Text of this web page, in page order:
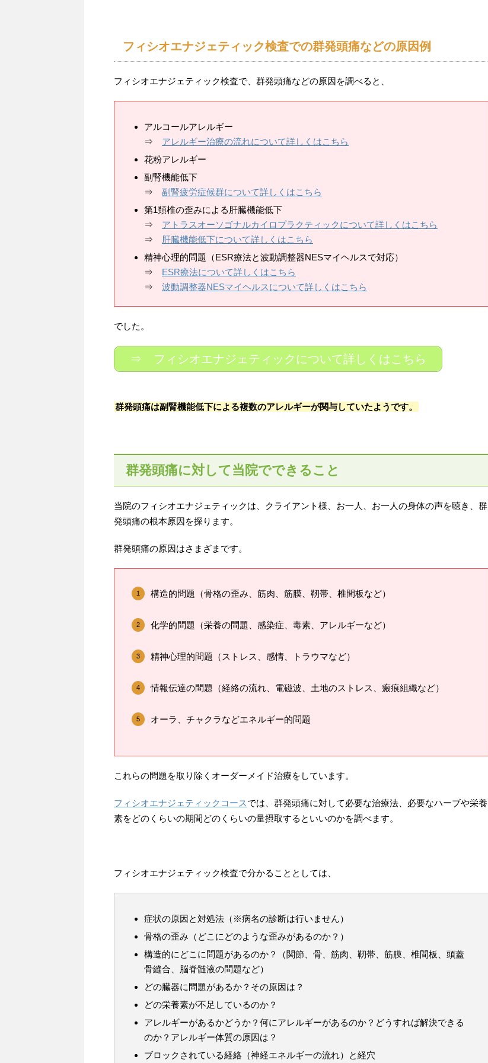
フィシオエナジェティック検査での群発頭痛などの原因例
フィシオエナジェティック検査で、群発頭痛などの原因を調べると、
アルコールアレルギー
⇒ アレルギー治療の流れについて詳しくはこちら
花粉アレルギー
副腎機能低下
⇒ 副腎疲労症候群について詳しくはこちら
第1頚椎の歪みによる肝臓機能低下
⇒ アトラスオーソゴナルカイロプラクティックについて詳しくはこちら
⇒
肝臓機能低下について詳しくはこちら
精神心理的問題（ESR療法と波動調整器NESマイヘルスで対応）
⇒ ESR療法について詳しくはこちら
⇒ 波動調整器NESマイヘルスについて詳しくはこちら
でした。
⇒ フィシオエナジェティックについて詳しくはこちら
群発頭痛は副腎機能低下による複数のアレルギーが関与していたようです。
群発頭痛に対して当院でできること
当院のフィシオエナジェティックは、クライアント様、お一人、お一人の身体の声を聴き、群
発頭痛の根本原因を探ります。
群発頭痛の原因はさまざまです。
構造的問題（骨格の歪み、筋肉、筋膜、靭帯、椎間板など）
化学的問題（栄養の問題、感染症、毒素、アレルギーなど）
精神心理的問題（ストレス、感情、トラウマなど）
情報伝達の問題（経絡の流れ、電磁波、土地のストレス、瘢痕組織など）
オーラ、チャクラなどエネルギー的問題
これらの問題を取り除くオーダーメイド治療をしています。
フィシオエナジェティックコースでは、群発頭痛に対して必要な治療法、必要なハーブや栄養
素をどのくらいの期間どのくらいの量摂取するといいのかを調べます。
フィシオエナジェティック検査で分かることとしては、
症状の原因と対処法（※病名の診断は行いません）
骨格の歪み（どこにどのような歪みがあるのか？）
構造的にどこに問題があるのか？（関節、骨、筋肉、靭帯、筋膜、椎間板、頭蓋
骨縫合、脳脊髄液の問題など）
どの臓器に問題があるか？その原因は？
どの栄養素が不足しているのか？
アレルギーがあるかどうか？何にアレルギーがあるのか？どうすれば解決できる
のか？アレルギー体質の原因は？
ブロックされている経絡（神経エネルギーの流れ）と経穴